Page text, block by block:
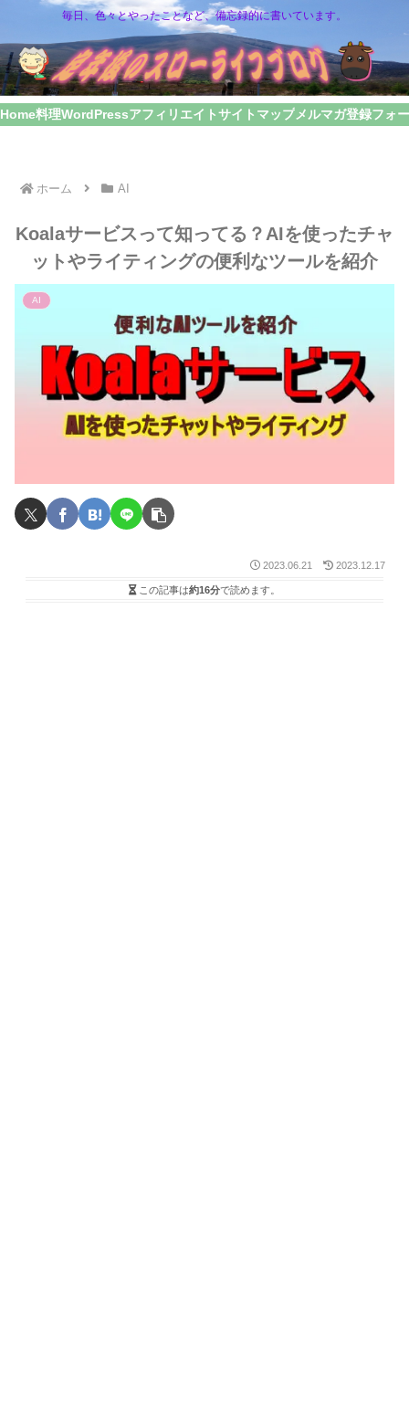
毎日、色々とやったことなど、備忘録的に書いています。
Home料理WordPressアフィリエイトサイトマップメルマガ登録フォ
ホーム AI
Koalaサービスって知ってる？AIを使ったチャ
ットやライティングの便利なツールを紹介
AI
2023.06.21 2023.12.17
この記事は約16分で読めます。